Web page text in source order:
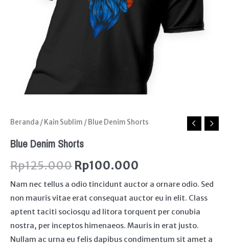
Beranda / Kain Sublim / Blue Denim Shorts
Blue Denim Shorts
Rp125.000 Rp100.000
Nam nec tellus a odio tincidunt auctor a ornare odio. Sed
non mauris vitae erat consequat auctor eu in elit. Class
aptent taciti sociosqu ad litora torquent per conubia
nostra, per inceptos himenaeos. Mauris in erat justo.
Nullam ac urna eu felis dapibus condimentum sit amet a